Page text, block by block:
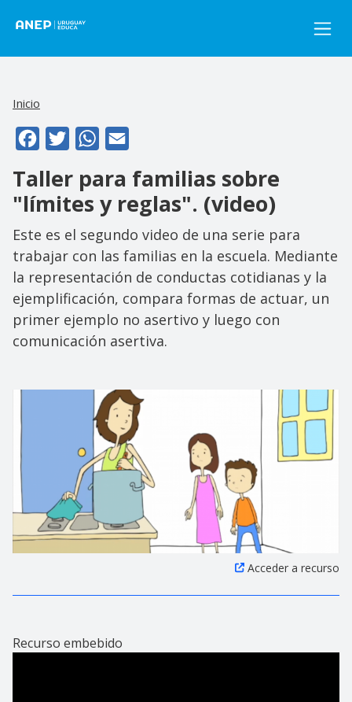
Inicio
FacebookTwitterWhatsApp
Taller para familias sobre
"límites y reglas". (video)
Este es el segundo video de una serie para
trabajar con las familias en la escuela. Mediante
la representación de conductas cotidianas y la
ejemplificación, compara formas de actuar, un
primer ejemplo no asertivo y luego con
comunicación asertiva.
Acceder a recurso
Recurso embebido